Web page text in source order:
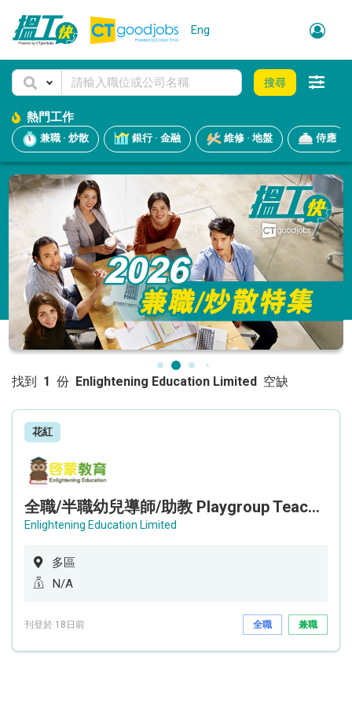
Eng
搜尋
熱門工作
兼職 · 炒散 銀行 · 金融 維修 · 地盤 侍應
找到 1 份 Enlightening Education Limited 空缺
花紅
全職/半職幼兒導師/助教 Playgroup Teacher/Teaching Assistant
Enlightening Education Limited
多區
N/A
刊登於 18日前 全職 兼職